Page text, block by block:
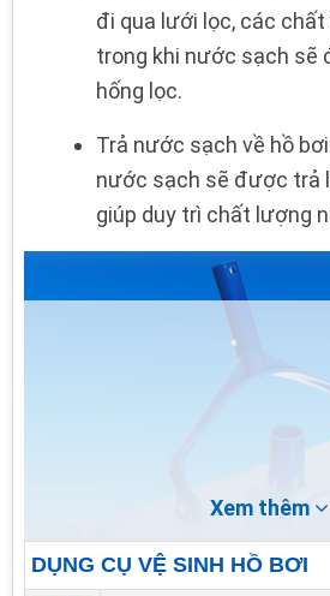
đi qua lưới lọc, các chất
trong khi nước sạch sẽ
hống lọc.
Trả nước sạch về hồ
nước sạch sẽ được trả
giúp duy trì chất lượng
Xem thêm
DỤNG CỤ VỆ SINH HỒ BƠI